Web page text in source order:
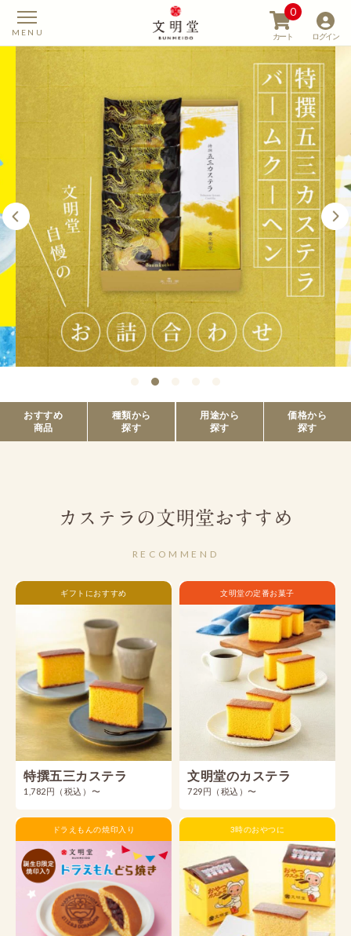
【カステラの文明堂】
ログイン
カート
0
おすすめ
商品
種類から
探す
用途から
探す
価格から
探す
カステラの文明堂おすすめ
RECOMMEND
ギフトにおすすめ
特撰五三カステラ
1,782円（税込）〜
文明堂の定番お菓子
文明堂のカステラ
729円（税込）〜
ドラえもんの焼印入り 3時のおやつに